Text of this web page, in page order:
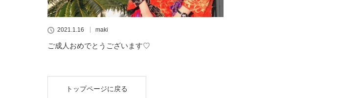
2021.1.16 maki
ご成人おめでとうございます♡
トップページに戻る